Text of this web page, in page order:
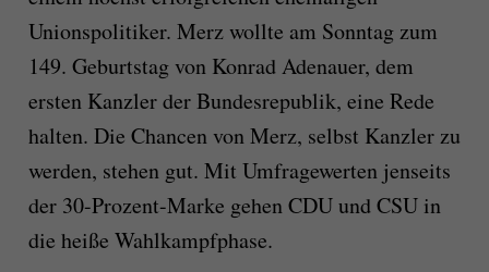
Unionspolitiker. Merz wollte am Sonntag zum
149. Geburtstag von Konrad Adenauer, dem
ersten Kanzler der Bundesrepublik, eine Rede
halten. Die Chancen von Merz, selbst Kanzler zu
werden, stehen gut. Mit Umfragewerten jenseits
der 30-Prozent-Marke gehen CDU und CSU in
die heiße Wahlkampfphase.